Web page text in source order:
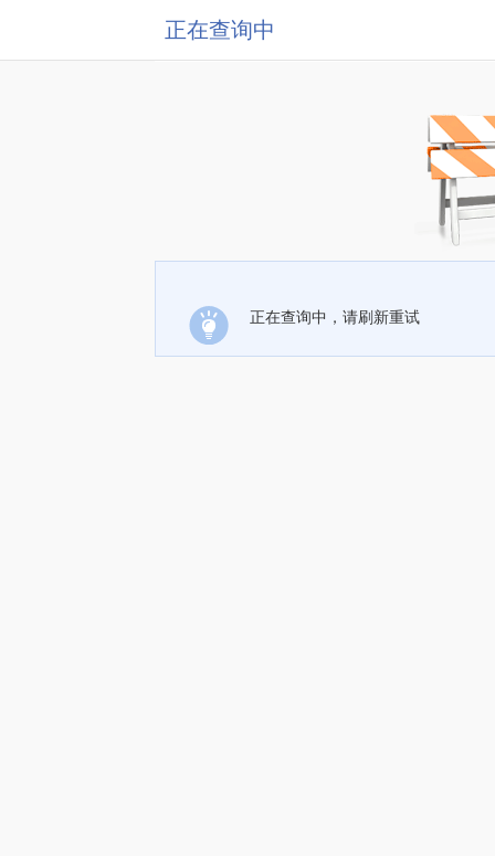
正在查询中
正在查询中，请刷新重试